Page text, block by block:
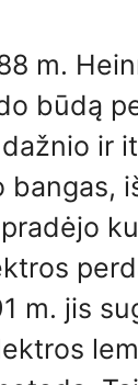
m.
būdą
ir
bangas,
m. jis